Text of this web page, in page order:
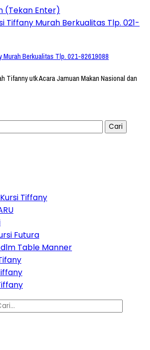
(Tekan Enter)
Berkualitas Tlp. 021-82619088
Tifanny utk Acara Jamuan Makan Nasional dan
Tiffany
Futura
Table Manner